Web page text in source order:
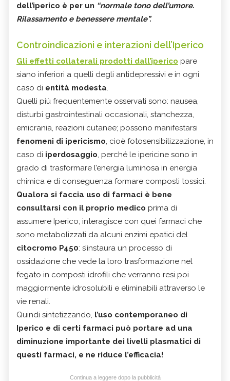
dell’iperico è per un “normale tono dell’umore.
Rilassamento e benessere mentale”.
Controindicazioni e interazioni dell’Iperico
Gli effetti collaterali prodotti dall’iperico pare
siano inferiori a quelli degli antidepressivi e in ogni
caso di entità modesta.
Quelli più frequentemente osservati sono: nausea,
disturbi gastrointestinali occasionali, stanchezza,
emicrania, reazioni cutanee; possono manifestarsi
fenomeni di ipericismo, cioè fotosensibilizzazione, in
caso di iperdosaggio, perché le ipericine sono in
grado di trasformare l’energia luminosa in energia
chimica e di conseguenza formare composti tossici.
Qualora si faccia uso di farmaci è bene
consultarsi con il proprio medico prima di
assumere Iperico; interagisce con quei farmaci che
sono metabolizzati da alcuni enzimi epatici del
citocromo P450: s’instaura un processo di
ossidazione che vede la loro trasformazione nel
fegato in composti idrofili che verranno resi poi
maggiormente idrosolubili e eliminabili attraverso le
vie renali.
Quindi sintetizzando, l’uso contemporaneo di
Iperico e di certi farmaci può portare ad una
diminuzione importante dei livelli plasmatici di
questi farmaci, e ne riduce l’efficacia!
Continua a leggere dopo la pubblicità